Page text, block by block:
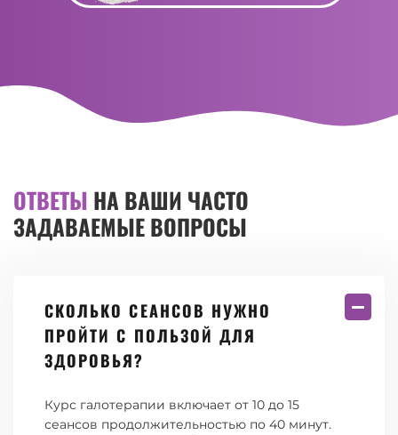
ОТВЕТЫ НА ВАШИ ЧАСТО
ЗАДАВАЕМЫЕ ВОПРОСЫ
СКОЛЬКО СЕАНСОВ НУЖНО
ПРОЙТИ С ПОЛЬЗОЙ ДЛЯ
ЗДОРОВЬЯ?
Курс галотерапии включает от 10 до 15
сеансов продолжительностью по 40 минут.